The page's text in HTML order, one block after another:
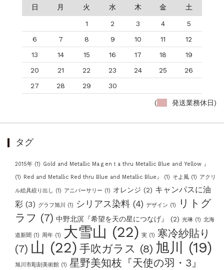
日 月 火 水 木 金 土
1 2 3 4
5
6
7 8 9 10 11
12
13
14 15 16 17 18
19
20
21 22 23 24 25
26
27
28 29 30
( 発送業務休日)
タグ
2015年(1) Gold and Metallic Maｇenｔa thru Metallic Blue and Yellow 』
(1)
Red and Metallic Red thru Blue and Metallic Blue』 (1) そよ風(1) アクリ
ル絵具絞り出し (1) アニバーサリー (1) オレンジ (2) キャンパスに油
彩(3) グラフ旭川 (1) シリアス染料(4) デザイン (1)
リトグ
ラフ (7) 中野北溟『希望を天の星につなげ』 (2) 光琳(1) 北海
道新聞 (1) 周年(1) 大雪山 (22) 実(1) 寒冷紗貼り
(7) 山 (22) 手吹ガラス (8) 旭川 (19)
旭川市彫刻美術館(1) 星野美知枝『天使の羽・3』